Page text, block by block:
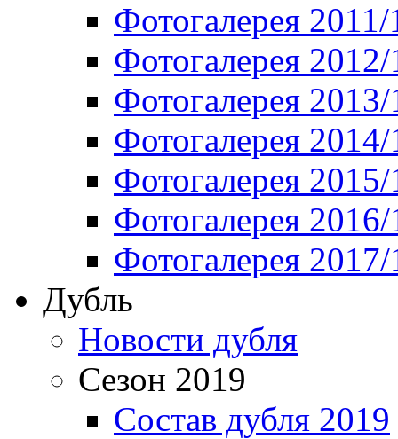
Фотогалерея 2011/
Фотогалерея
Фотогалерея
Фотогалерея
Фотогалерея
Фотогалерея
Фотогалерея
Дубль
Новости дубля
Сезон 2019
Состав дубля 2019